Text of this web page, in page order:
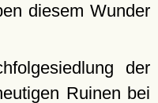
diesem Wunder
der
Ruinen bei